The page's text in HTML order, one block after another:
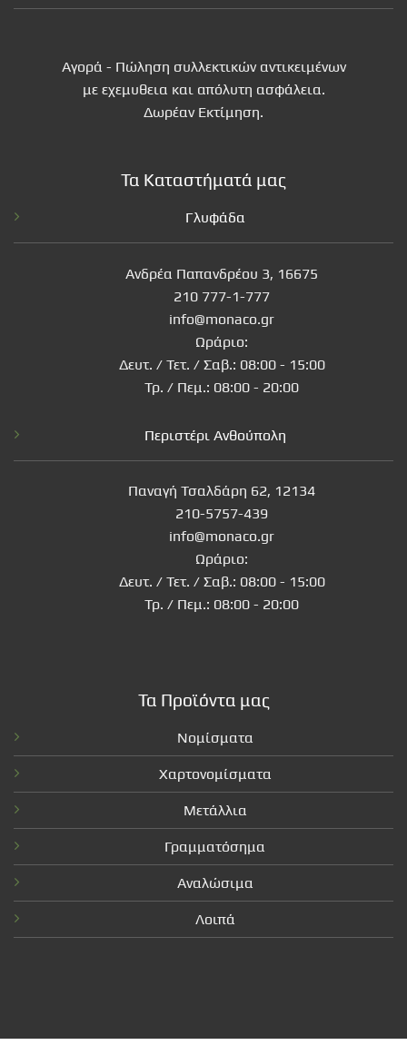
Αγορά - Πώληση συλλεκτικών αντικειμένων
με εχεμυθεια και απόλυτη ασφάλεια.
Δωρέαν Εκτίμηση.
Τα Καταστήματά μας
Γλυφάδα
Ανδρέα Παπανδρέου 3, 16675
210 777-1-777
info@monaco.gr
Ωράριο:
Δευτ. / Τετ. / Σαβ.: 08:00 - 15:00
Τρ. / Πεμ.: 08:00 - 20:00
Περιστέρι Ανθούπολη
Παναγή Τσαλδάρη 62, 12134
210-5757-439
info@monaco.gr
Ωράριο:
Δευτ. / Τετ. / Σαβ.: 08:00 - 15:00
Τρ. / Πεμ.: 08:00 - 20:00
Τα Προϊόντα μας
Νομίσματα
Χαρτονομίσματα
Μετάλλια
Γραμματόσημα
Αναλώσιμα
Λοιπά